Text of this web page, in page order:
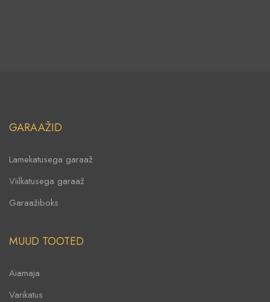
GARAAŽID
Lamekatusega garaaž
Viilkatusega garaaž
Garaažiboks
MUUD TOOTED
Aiamaja
Varikatus